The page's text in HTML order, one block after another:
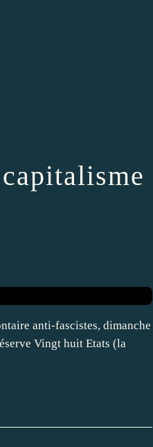
anti-fascistes, dimanche
Vingt huit Etats (la